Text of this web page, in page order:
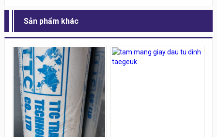
Sản phẩm khác